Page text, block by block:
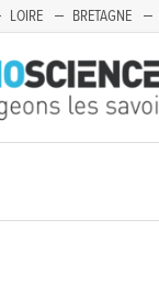
LOIRE BRETAGNE